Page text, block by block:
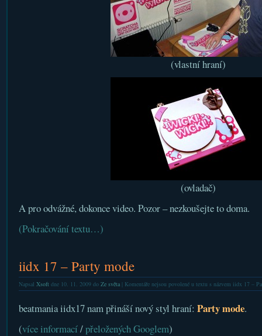
(vlastní hraní)
(ovladač)
A pro odvážné, dokonce video. Pozor – nezkoušejte to doma.
(Pokračování textu…)
iidx 17 – Party mode
Napsal Xsoftdne 10. 11. 2009 do Ze světa| Komentáře nejsou povolenéu textu s názvem iidx 17 –
beatmania iidx17 nam přináší nový styl hraní: Party mode.
(více informací/přeložených Googlem)